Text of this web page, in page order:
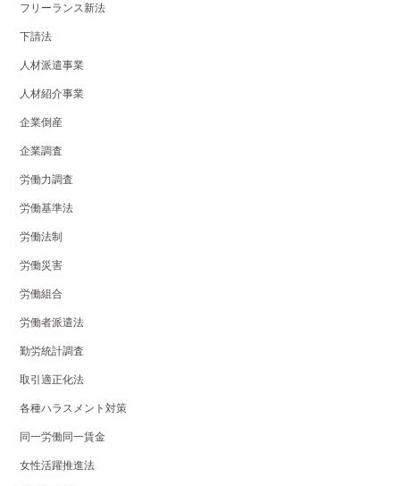
フリーランス新法
下請法
人材派遣事業
人材紹介事業
企業倒産
企業調査
労働力調査
労働基準法
労働法制
労働災害
労働組合
労働者派遣法
勤労統計調査
取引適正化法
各種ハラスメント対策
同一労働同一賃金
女性活躍推進法